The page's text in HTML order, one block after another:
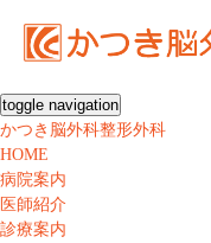
toggle navigation
かつき脳外科整形外科
HOME
病院案内
医師紹介
診療案内